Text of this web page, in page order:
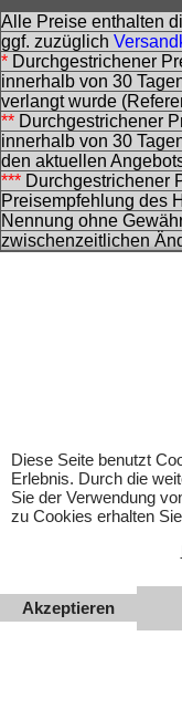
Alle Preise enthalten
ggf. zuzüglich
* Durchgestrichener
innerhalb von 30
verlangt wurde
** Durchgestrichener
innerhalb von 30
den aktuellen
*** Durchgestrichener
Preisempfehlung des
Nennung ohne
zwischenzeitlichen
Achtung! Bei den
Diese Seite benutzt
Erlebnis. Durch die
Sie der Verwendung
zu Cookies erhalten
Akzeptieren